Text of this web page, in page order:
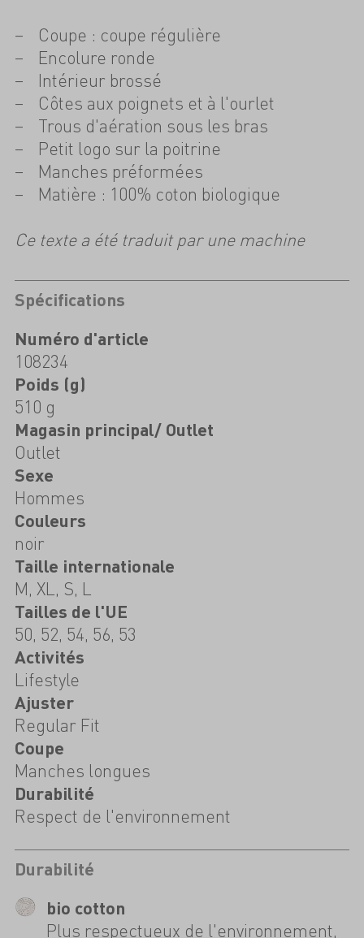
Coupe : coupe régulière
Encolure ronde
Intérieur brossé
Côtes aux poignets et à l'ourlet
Trous d'aération sous les bras
Petit logo sur la poitrine
Manches préformées
Matière : 100% coton biologique
Ce texte a été traduit par une machine
Spécifications
Numéro d'article
108234
Poids (g)
510 g
Magasin principal/ Outlet
Outlet
Sexe
Hommes
Couleurs
noir
Taille internationale
M, XL, S, L
Tailles de l'UE
50, 52, 54, 56, 53
Activités
Lifestyle
Ajuster
Regular Fit
Coupe
Manches longues
Durabilité
Respect de l'environnement
Durabilité
bio cotton
Plus respectueux de l'environnement,